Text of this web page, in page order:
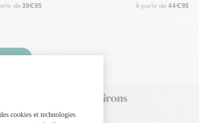
de 39€95 À partir de44€95
et dans ses environs